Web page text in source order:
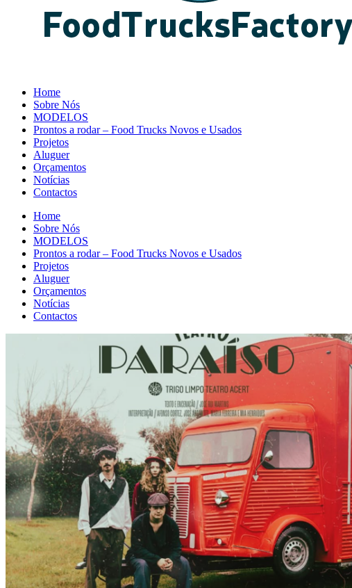
Home
Sobre Nós
MODELOS
Prontos a rodar – Food Trucks Novos e Usados
Projetos
Aluguer
Orçamentos
Notícias
Contactos
Home
Sobre Nós
MODELOS
Prontos a rodar – Food Trucks Novos e Usados
Projetos
Aluguer
Orçamentos
Notícias
Contactos